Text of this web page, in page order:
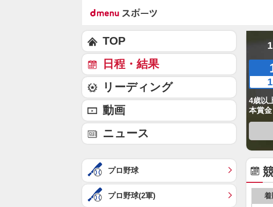
4歳以
本賞
着
TOP
日程・結果
リーディング
動画
ニュース
プロ野球
プロ野球(2軍)